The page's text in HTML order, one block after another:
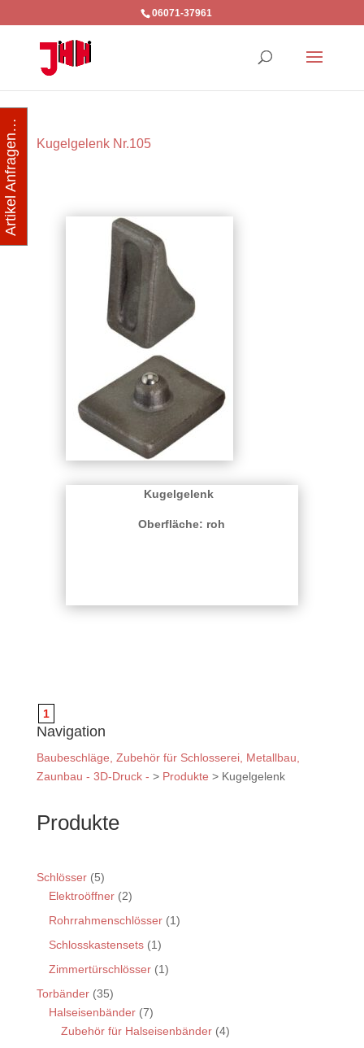
06071-37961
Kugelgelenk Nr.105
Kugelgelenk
Oberfläche: roh
1
Navigation
Baubeschläge, Zubehör für Schlosserei, Metallbau,
Zaunbau - 3D-Druck - > Produkte > Kugelgelenk
Produkte
Schlösser(5)
Elektroöffner(2)
Rohrrahmenschlösser(1)
Schlosskastensets(1)
Zimmertürschlösser(1)
Torbänder(35)
Halseisenbänder(7)
Zubehör für Halseisenbänder(4)
Artikel Anfragen…